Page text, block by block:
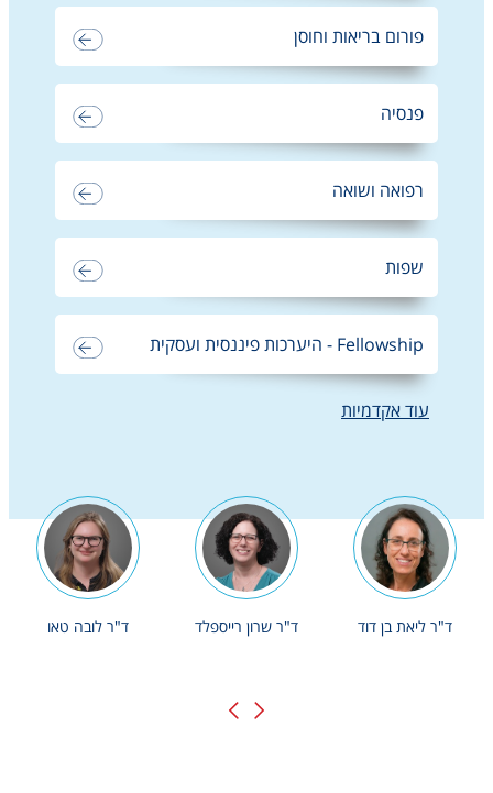
פורום בריאות וחוסן
פנסיה
רפואה ושואה
שפות
Fellowship - היערכות פיננסית ועסקית
עוד אקדמיות
ד"ר ליאת בן דוד ד"ר שרון רייספלד ד"ר לובה טאו